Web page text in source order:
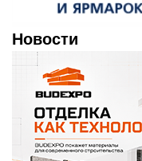
Новости